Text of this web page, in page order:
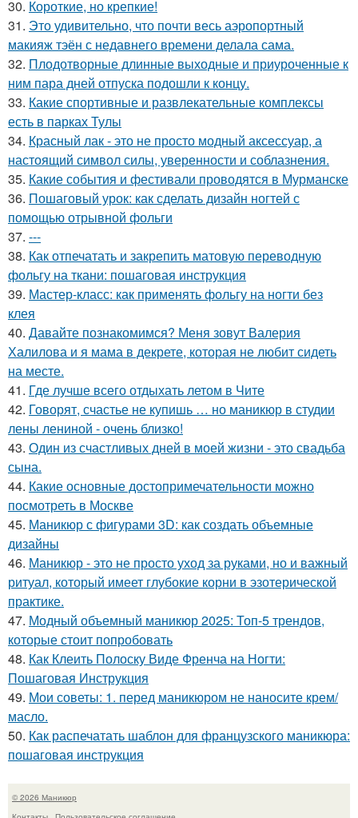
30. Короткие, но крепкие!
31. Это удивительно, что почти весь аэропортный
макияж тэён с недавнего времени делала сама.
32. Плодотворные длинные выходные и приуроченные к
ним пара дней отпуска подошли к концу.
33. Какие спортивные и развлекательные комплексы
есть в парках Тулы
34. Красный лак - это не просто модный аксессуар, а
настоящий символ силы, уверенности и соблазнения.
35. Какие события и фестивали проводятся в Мурманске
36. Пошаговый урок: как сделать дизайн ногтей с
помощью отрывной фольги
37. ---
38. Как отпечатать и закрепить матовую переводную
фольгу на ткани: пошаговая инструкция
39. Мастер-класс: как применять фольгу на ногти без
клея
40. Давайте познакомимся? Меня зовут Валерия
Халилова и я мама в декрете, которая не любит сидеть
на месте.
41. Где лучше всего отдыхать летом в Чите
42. Говорят, счастье не купишь … но маникюр в студии
лены лениной - очень близко!
43. Один из счастливых дней в моей жизни - это свадьба
сына.
44. Какие основные достопримечательности можно
посмотреть в Москве
45. Маникюр с фигурами 3D: как создать объемные
дизайны
46. Маникюр - это не просто уход за руками, но и важный
ритуал, который имеет глубокие корни в эзотерической
практике.
47. Модный объемный маникюр 2025: Топ-5 трендов,
которые стоит попробовать
48. Как Клеить Полоску Виде Френча на Ногти:
Пошаговая Инструкция
49. Мои советы: 1. перед маникюром не наносите крем/
масло.
50. Как распечатать шаблон для французского маникюра:
пошаговая инструкция
© 2026 Маникюр